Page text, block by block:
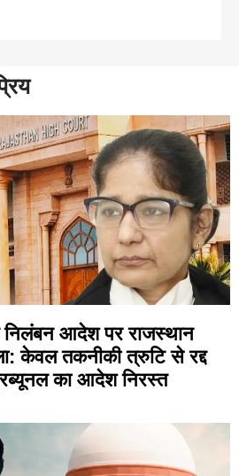
निलंबन आदेश पर राजस्थान
केवल तकनीकी त्रुटि से रद्द
का आदेश निरस्त